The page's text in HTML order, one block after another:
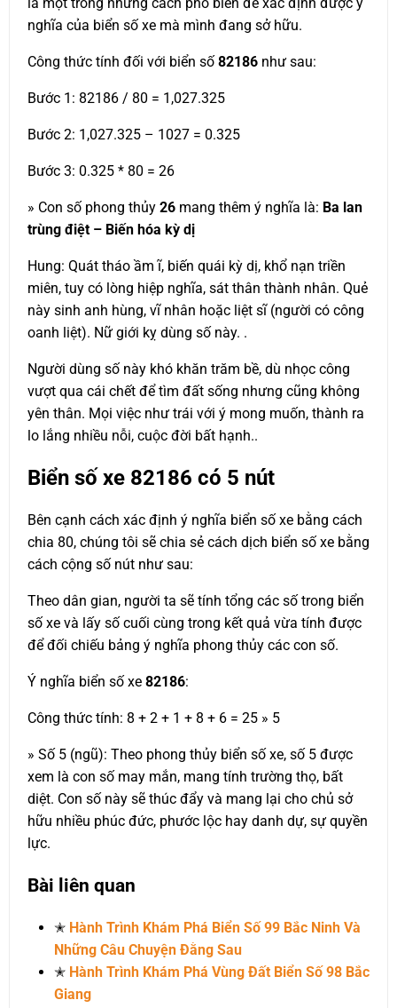
nghĩa của biển số xe mà mình đang sở hữu.
Công thức tính đối với biển số82186 như sau:
Bước 1: 82186 / 80 = 1,027.325
Bước 2: 1,027.325 – 1027 = 0.325
Bước 3: 0.325 * 80 = 26
» Con số phong thủy 26 mang thêm ý nghĩa là: Ba lan
trùng điệt – Biến hóa kỳ dị
Hung: Quát tháo ầm ĩ, biến quái kỳ dị, khổ nạn triền
miên, tuy có lòng hiệp nghĩa, sát thân thành nhân. Quẻ
này sinh anh hùng, vĩ nhân hoặc liệt sĩ (người có công
oanh liệt). Nữ giới kỵ dùng số này. .
Người dùng số này khó khăn trăm bề, dù nhọc công
vượt qua cái chết để tìm đất sống nhưng cũng không
yên thân. Mọi việc như trái với ý mong muốn, thành ra
lo lắng nhiều nỗi, cuộc đời bất hạnh..
Biển số xe 82186 có 5 nút
Bên cạnh cách xác định ý nghĩa biển số xe bằng cách
chia 80, chúng tôi sẽ chia sẻ cách dịch biển số xe bằng
cách cộng số nút như sau:
Theo dân gian, người ta sẽ tính tổng các số trong biển
số xe và lấy số cuối cùng trong kết quả vừa tính được
để đối chiếu bảng ý nghĩa phong thủy các con số.
Ý nghĩa biển số xe 82186:
Công thức tính: 8 + 2 + 1 + 8 + 6 = 25 » 5
» Số 5 (ngũ): Theo phong thủy biển số xe, số 5 được
xem là con số may mắn, mang tính trường thọ, bất
diệt. Con số này sẽ thúc đẩy và mang lại cho chủ sở
hữu nhiều phúc đức, phước lộc hay danh dự, sự quyền
lực.
Bài liên quan
✭ Hành Trình Khám Phá Biển Số 99 Bắc Ninh Và
Những Câu Chuyện Đằng Sau
✭ Hành Trình Khám Phá Vùng Đất Biển Số 98 Bắc
Giang